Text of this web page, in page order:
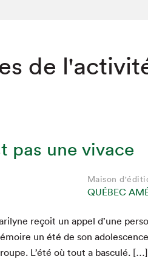
de
pas une vivace
Maison
QUÉBEC
reçoit un appel d’une
un été de son
L’été où tout a basculé. […]